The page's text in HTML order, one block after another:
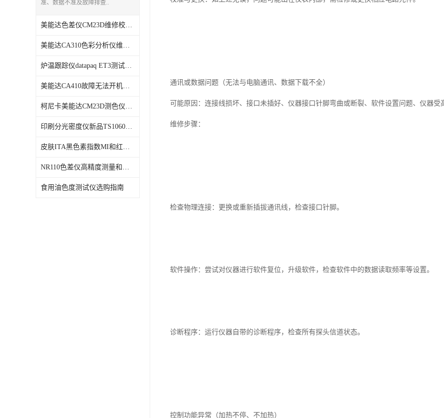
准、数据不准及故障排查..
美能达色差仪CM23D维修校准分析
美能达CA310色彩分析仪维修校准
炉温跟踪仪datapaq ET3测试仪维修
美能达CA410故障无法开机维修校准
柯尼卡美能达CM23D测色仪维修校正
印刷分光密度仪新品TS1060发布
皮肤ITA黑色素指数MI和红斑指数色差仪PS02发布
NR110色差仪高精度测量和智能分析lab色度
食用油色度测试仪选购指南
通讯或数据问题（无法与电脑通讯、数据下载不全）
可能原因：连接线损坏、接口未插好、仪器接口针脚弯曲或断裂、软件设置问题、仪器受
维修步骤：
检查物理连接：更换或重新插拔通讯线，检查接口针脚。
软件操作：尝试对仪器进行软件复位，升级软件，检查软件中的数据读取频率等设置。
诊断程序：运行仪器自带的诊断程序，检查所有探头信道状态。
控制功能异常（加热不停、不加热）